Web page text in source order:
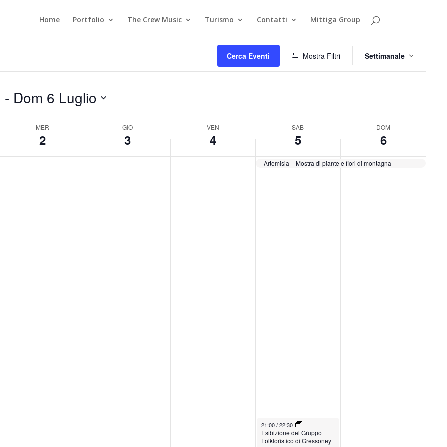
Home Portfolio The Crew Music Turismo Contatti Mittiga Group
Cerca Eventi Mostra Filtri
Evento
Viste
Settimanale
- Dom 6 Luglio
MER
2
GIO
3
VEN
4
SAB
5
DOM
6
Artemisia – Mostra di piante e fiori di montagna
July 5, 2025
21:00/ 22:30
Esibizione del Gruppo
Folkloristico di Gressoney